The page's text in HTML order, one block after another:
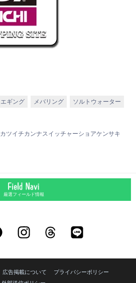
エギング メバリング ソルトウォーター
カツイチカンナスイッチャーショアケンサキ
厳選フィールド情報
広告掲載について
プライバシーポリシー